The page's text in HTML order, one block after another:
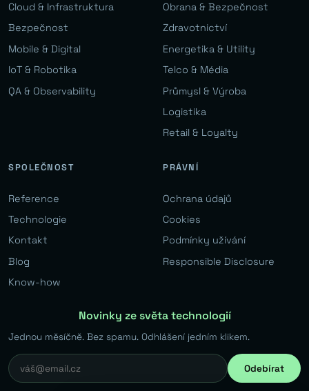
Cloud & Infrastruktura
Bezpečnost
Mobile & Digital
IoT & Robotika
QA & Observability
Obrana & Bezpečnost
Zdravotnictví
Energetika & Utility
Telco & Média
Průmysl & Výroba
Logistika
Retail & Loyalty
SPOLEČNOST
Reference
Technologie
Kontakt
Blog
Know-how
PRÁVNÍ
Ochrana údajů
Cookies
Podmínky užívání
Responsible Disclosure
Novinky ze světa technologií
Jednou měsíčně. Bez spamu. Odhlášení jedním klikem.
Odebírat